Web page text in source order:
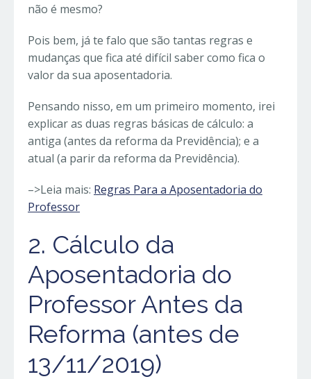
não é mesmo?
Pois bem, já te falo que são tantas regras e
mudanças que fica até difícil saber como fica o
valor da sua aposentadoria.
Pensando nisso, em um primeiro momento, irei
explicar as duas regras básicas de cálculo: a
antiga (antes da reforma da Previdência); e a
atual (a parir da reforma da Previdência).
–>Leia mais: Regras Para a Aposentadoria do
Professor
2. Cálculo da
Aposentadoria do
Professor Antes da
Reforma (antes de
13/11/2019)